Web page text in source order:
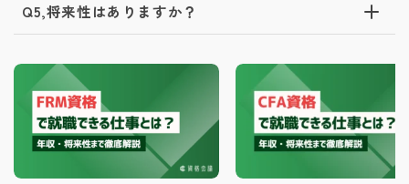
Q5,将来性はありますか？